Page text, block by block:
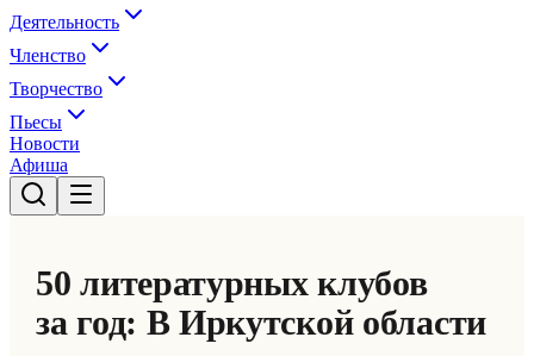
Деятельность
Членство
Творчество
Пьесы
Новости
Афиша
50 литературных клубов
за год: В Иркутской области